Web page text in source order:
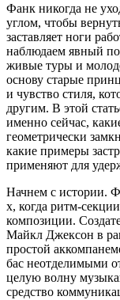
Фанк никогда не
углом, чтобы
заставляет ноги
наблюдаем явный
живые туры и
основу старые
и чувство стиля,
другим. В этой
именно сейчас,
геометрически
какие примеры
применяют для
Начнем с истории.
х, когда ритм-
композиции.
Майкл Джексон в
простой
бас неотделимыми
целую волну
средство